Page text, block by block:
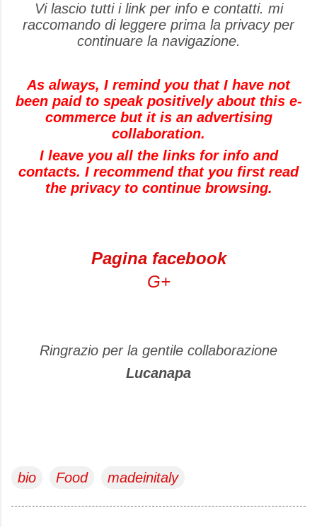
Vi lascio tutti i link per info e contatti. mi
raccomando di leggere prima la privacy per
continuare la navigazione.
As always, I remind you that I have not
been paid to speak positively about this e-
commerce but it is an advertising
collaboration.
I leave you all the links for info and
contacts. I recommend that you first read
the privacy to continue browsing.
Pagina facebook
G+
Ringrazio per la gentile collaborazione
Lucanapa
bio Food madeinitaly